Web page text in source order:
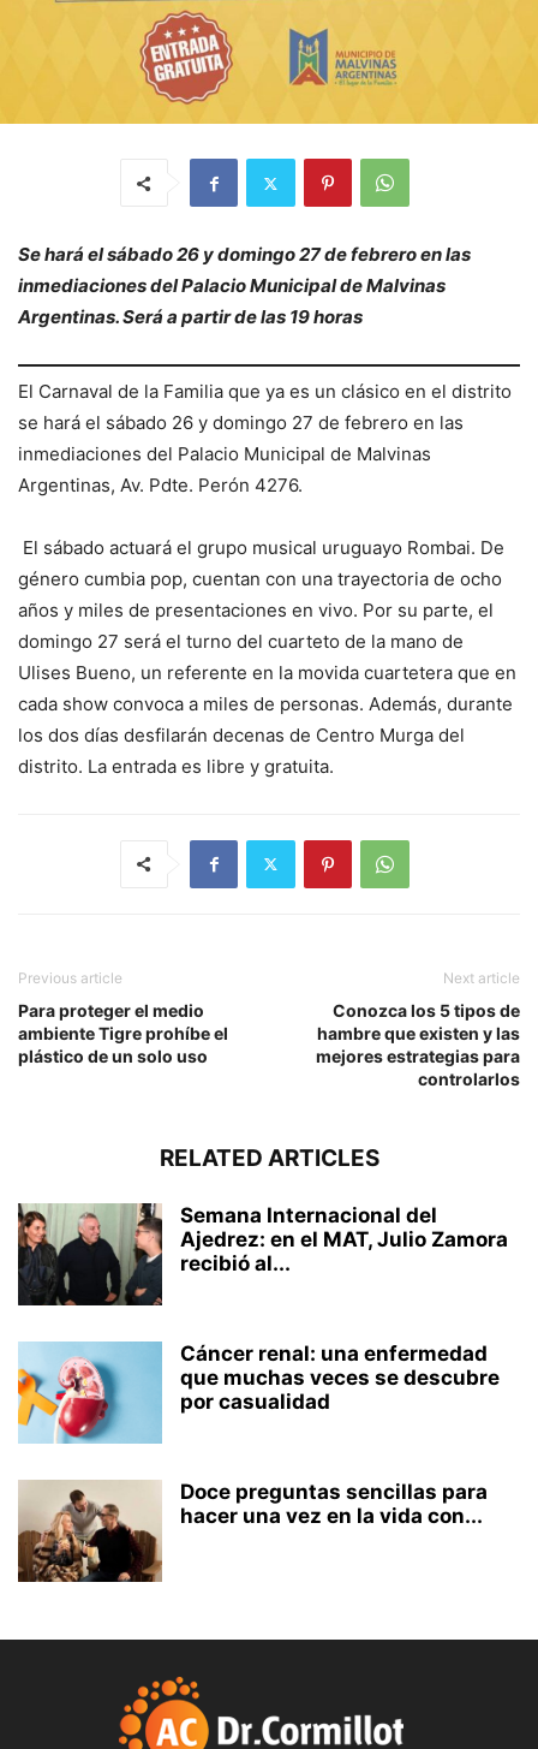
Se hará el sábado 26 y domingo 27 de febrero en las
inmediaciones del Palacio Municipal de Malvinas
Argentinas. Será a partir de las 19 horas
El Carnaval de la Familia que ya es un clásico en el distrito
se hará el sábado 26 y domingo 27 de febrero en las
inmediaciones del Palacio Municipal de Malvinas
Argentinas, Av. Pdte. Perón 4276.
El sábado actuará el grupo musical uruguayo Rombai. De
género cumbia pop, cuentan con una trayectoria de ocho
años y miles de presentaciones en vivo. Por su parte, el
domingo 27 será el turno del cuarteto de la mano de
Ulises Bueno, un referente en la movida cuartetera que en
cada show convoca a miles de personas. Además, durante
los dos días desfilarán decenas de Centro Murga del
distrito. La entrada es libre y gratuita.
Previous article
Para proteger el medio
ambiente Tigre prohíbe el
plástico de un solo uso
Next article
Conozca los 5 tipos de
hambre que existen y las
mejores estrategias para
controlarlos
RELATED ARTICLES
Semana Internacional del
Ajedrez: en el MAT, Julio Zamora
recibió al...
Cáncer renal: una enfermedad
que muchas veces se descubre
por casualidad
Doce preguntas sencillas para
hacer una vez en la vida con...